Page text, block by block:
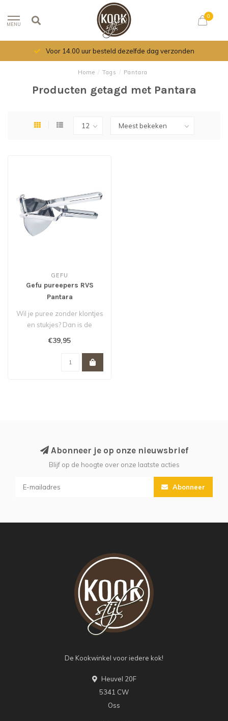
MENU
0
Voor 14.00 uur besteld dezelfde dag verzonden
Home / Tags / Pantara
Producten getagd met Pantara
GEFU
Gefu pureepers RVS
Pantara
Wil je puree zonder klontjes
en stukjes? Dan is de
Pantara pureepers van
€39,95
Abonneer je op onze nieuwsbrief
Blijf op de hoogte over onze laatste acties
Abonneer
De Kookwinkel voor iedere kok!
Heuvel 20F
5341 CW
Oss